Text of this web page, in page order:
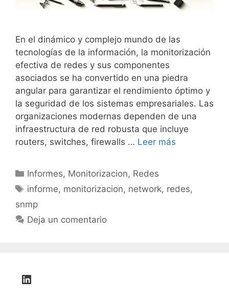
En el dinámico y complejo mundo de las
tecnologías de la información, la monitorización
efectiva de redes y sus componentes
asociados se ha convertido en una piedra
angular para garantizar el rendimiento óptimo y
la seguridad de los sistemas empresariales. Las
organizaciones modernas dependen de una
infraestructura de red robusta que incluye
routers, switches, firewalls … Leer más
Categorías
Informes, Monitorizacion, Redes
Etiquetas
informe, monitorizacion, network, redes,
snmp
Deja un comentario
LinkedIn